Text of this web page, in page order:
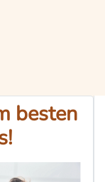
besten